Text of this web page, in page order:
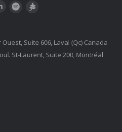
LinkedInSpotify
Suite 606, Laval (Qc) Canada
St-Laurent, Suite 200, Montréal